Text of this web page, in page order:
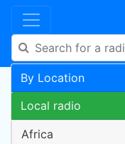
By Location
Local radio
Africa